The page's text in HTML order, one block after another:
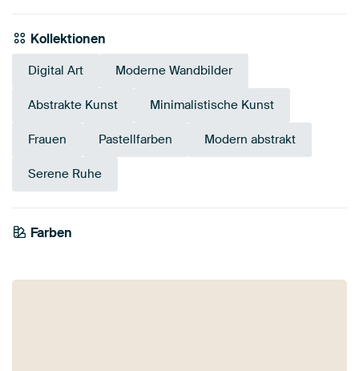
Kollektionen
Digital Art Moderne Wandbilder
Abstrakte Kunst Minimalistische Kunst
Frauen Pastellfarben Modern abstrakt
Serene Ruhe
Farben
Taupe
Olivgrün
Gold